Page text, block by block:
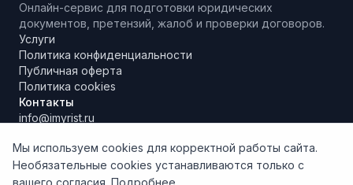
Онлайн-сервис для подготовки юридических
документов, претензий, жалоб и проверки договоров.
Услуги
Политика конфиденциальности
Публичная оферта
Политика cookies
Контакты
info@imyrist.ru
Материалы и результаты работы сервиса носят исключительно
Мы используем cookies для корректной работы сайта.
Необязательные cookies устанавливаются только с
вашего согласия. Подробнее